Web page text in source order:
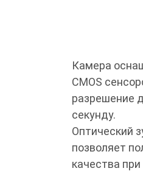
Камера
CMOS
разрешение
секунду.
Оптический
позволяет
качества